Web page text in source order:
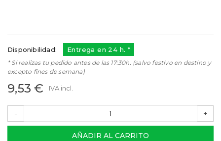
Disponibilidad: Entrega en 24 h. *
* Si realizas tu pedido antes de las 17:30h. (salvo festivo en destino y
excepto fines de semana)
9,53 € IVA incl.
- +
AÑADIR AL CARRITO